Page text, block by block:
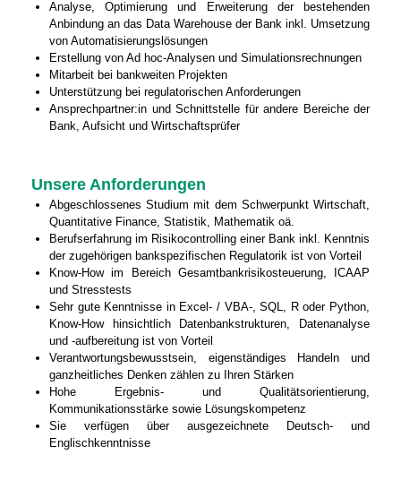
Analyse, Optimierung und Erweiterung der bestehenden
Anbindung an das Data Warehouse der Bank inkl. Umsetzung
von Automatisierungslösungen
Erstellung von Ad hoc-Analysen und Simulationsrechnungen
Mitarbeit bei bankweiten Projekten
Unterstützung bei regulatorischen Anforderungen
Ansprechpartner:in und Schnittstelle für andere Bereiche der
Bank, Aufsicht und Wirtschaftsprüfer
Unsere Anforderungen
Abgeschlossenes Studium mit dem Schwerpunkt Wirtschaft,
Quantitative Finance, Statistik, Mathematik oä.
Berufserfahrung im Risikocontrolling einer Bank inkl. Kenntnis
der zugehörigen bankspezifischen Regulatorik ist von Vorteil
Know-How im Bereich Gesamtbankrisikosteuerung, ICAAP
und Stresstests
Sehr gute Kenntnisse in Excel- / VBA-, SQL, R oder Python,
Know-How hinsichtlich Datenbankstrukturen, Datenanalyse
und -aufbereitung ist von Vorteil
Verantwortungsbewusstsein, eigenständiges Handeln und
ganzheitliches Denken zählen zu Ihren Stärken
Hohe Ergebnis- und Qualitätsorientierung,
Kommunikationsstärke sowie Lösungskompetenz
Sie verfügen über ausgezeichnete Deutsch- und
Englischkenntnisse